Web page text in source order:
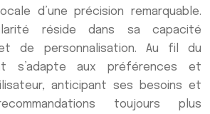
d’une précision remarquable.
réside dans sa capacité
et de personnalisation. Au fil du
s’adapte aux préférences et
anticipant ses besoins et
toujours plus